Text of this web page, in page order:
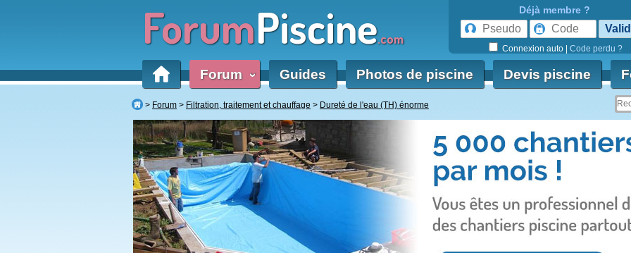
ForumPiscine.com
Déjà membre ?
Connexion auto Code perdu ?
Forum ‹ Guides Photos de piscine Devis piscine
Forum Filtration, traitement et chauffage Dureté de l'eau (TH) énorme